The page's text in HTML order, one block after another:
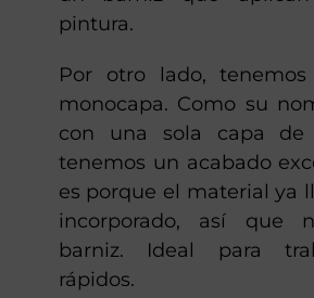
brillante. Este acabado
con el lijado final de las
un barniz que
pintura.
Por otro lado,
monocapa. Como su
con una sola capa de
tenemos un acabado